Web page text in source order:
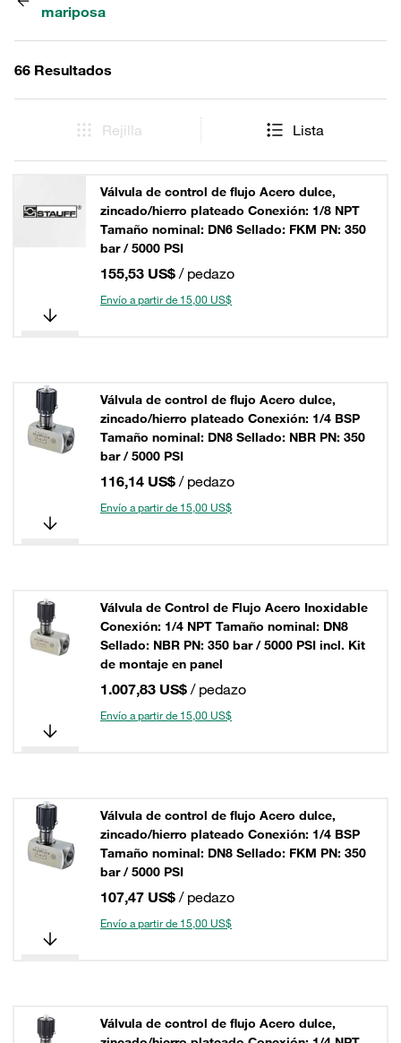
mariposa
66 Resultados
Rejilla Lista
Válvula de control de flujo Acero dulce,
zincado/hierro plateado Conexión: 1/8 NPT
Tamaño nominal: DN6 Sellado: FKM PN: 350
bar / 5000 PSI
155,53 US$ / pedazo
Envío a partir de 15,00 US$
Válvula de control de flujo Acero dulce,
zincado/hierro plateado Conexión: 1/4 BSP
Tamaño nominal: DN8 Sellado: NBR PN: 350
bar / 5000 PSI
116,14 US$ / pedazo
Envío a partir de 15,00 US$
Válvula de Control de Flujo Acero Inoxidable
Conexión: 1/4 NPT Tamaño nominal: DN8
Sellado: NBR PN: 350 bar / 5000 PSI incl. Kit
de montaje en panel
1.007,83 US$ / pedazo
Envío a partir de 15,00 US$
Válvula de control de flujo Acero dulce,
zincado/hierro plateado Conexión: 1/4 BSP
Tamaño nominal: DN8 Sellado: FKM PN: 350
bar / 5000 PSI
107,47 US$ / pedazo
Envío a partir de 15,00 US$
Válvula de control de flujo Acero dulce,